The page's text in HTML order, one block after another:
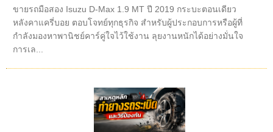
ขายรถมือสอง Isuzu D-Max 1.9 MT ปี 2019 กระบะตอนเดียว
หลังคาแครี่บอย ตอบโจทย์ทุกธุรกิจ สำหรับผู้ประกอบการหรือผู้ที่
กำลังมองหาพานิชย์คาร์คู่ใจไว้ใช้งาน ลุยงานหนักได้อย่างมั่นใจ
การเล...